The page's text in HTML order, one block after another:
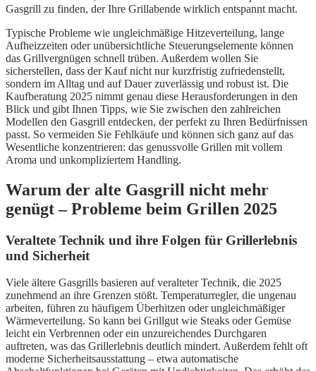
Gasgrill zu finden, der Ihre Grillabende wirklich entspannt macht.
Typische Probleme wie ungleichmäßige Hitzeverteilung, lange
Aufheizzeiten oder unübersichtliche Steuerungselemente können
das Grillvergnügen schnell trüben. Außerdem wollen Sie
sicherstellen, dass der Kauf nicht nur kurzfristig zufriedenstellt,
sondern im Alltag und auf Dauer zuverlässig und robust ist. Die
Kaufberatung 2025 nimmt genau diese Herausforderungen in den
Blick und gibt Ihnen Tipps, wie Sie zwischen den zahlreichen
Modellen den Gasgrill entdecken, der perfekt zu Ihren Bedürfnissen
passt. So vermeiden Sie Fehlkäufe und können sich ganz auf das
Wesentliche konzentrieren: das genussvolle Grillen mit vollem
Aroma und unkompliziertem Handling.
Warum der alte Gasgrill nicht mehr
genügt – Probleme beim Grillen 2025
Veraltete Technik und ihre Folgen für Grillerlebnis
und Sicherheit
Viele ältere Gasgrills basieren auf veralteter Technik, die 2025
zunehmend an ihre Grenzen stößt. Temperaturregler, die ungenau
arbeiten, führen zu häufigem Überhitzen oder ungleichmäßiger
Wärmeverteilung. So kann bei Grillgut wie Steaks oder Gemüse
leicht ein Verbrennen oder ein unzureichendes Durchgaren
auftreten, was das Grillerlebnis deutlich mindert. Außerdem fehlt oft
moderne Sicherheitsausstattung – etwa automatische